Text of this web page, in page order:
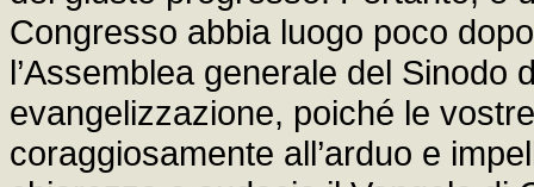
Congresso abbia luogo poco
l’Assemblea generale del Sinodo
evangelizzazione, poiché le
coraggiosamente all’arduo e